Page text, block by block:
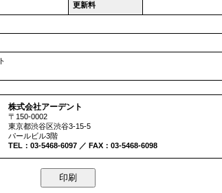
更新料
株式会社アーデント
〒150-0002
東京都渋谷区渋谷3-15-5
パールビル3階
TEL：03-5468-6097 ／ FAX：03-5468-6098